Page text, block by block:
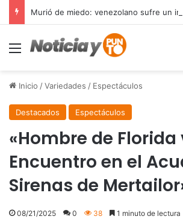
Menú
Inicio /Variedades / Espectáculos
Destacados Espectáculos
«Hombre de
Encuentro en el
Sirenas de
08/21/2025 0 38 1 minuto de lectura